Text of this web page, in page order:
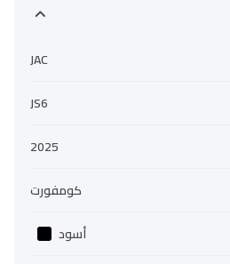
JAC
JS6
2025
كومفورت
أسود